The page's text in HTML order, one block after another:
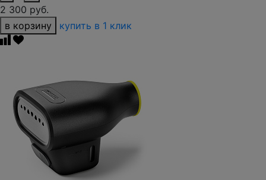
2 300 руб.
в корзину
купить в 1 клик